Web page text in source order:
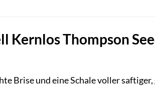
Kernlos Thompson
Brise und eine Schale voller